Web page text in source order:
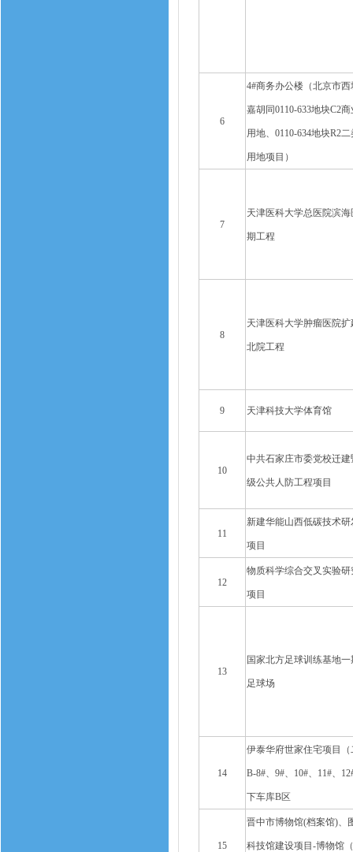
6
4#商务办公楼（北京市西
嘉胡同0110-633地块C2
用地、0110-634地块R2
用地项目）
7
天津医科大学总医院滨海
期工程
8
天津医科大学肿瘤医院扩
北院工程
9 天津科技大学体育馆
10
中共石家庄市委党校迁建
级公共人防工程项目
11
新建华能山西低碳技术研
项目
12
物质科学综合交叉实验研
项目
13
国家北方足球训练基地一
足球场
14
伊泰华府世家住宅项目（
B-8#、9#、10#、11#、
下车库B区
15
晋中市博物馆(档案馆)、
科技馆建设项目-博物馆